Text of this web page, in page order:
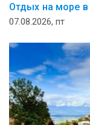
Отдых на море в
07.08.2026, пт